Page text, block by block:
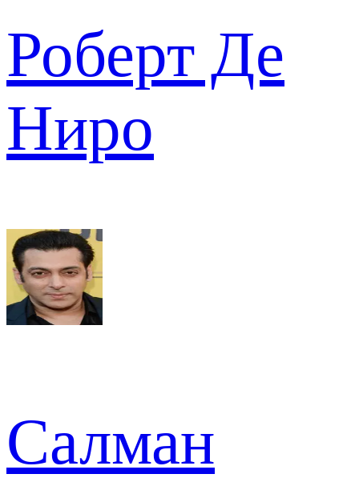
Роберт Де
Ниро
Салман